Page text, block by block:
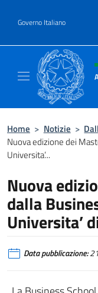
Governo Italiano
Home > Notizie >
Nuova edizione dei
Universita’...
Nuova
dalla
Universita’
Data pubblicazione: